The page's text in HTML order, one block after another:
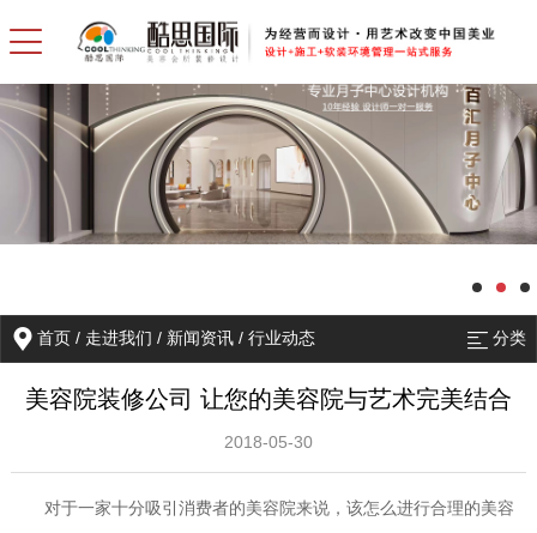
首页 / 走进我们 / 新闻资讯 /行业动态 分类
美容院装修公司 让您的美容院与艺术完美结合
2018-05-30
对于一家十分吸引消费者的美容院来说，该怎么进行合理的美容